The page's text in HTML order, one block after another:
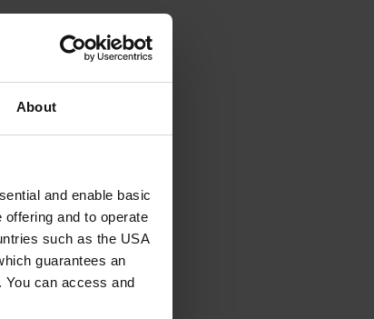
About
and enable basic
and to operate
such as the USA
guarantees an
. You can access and